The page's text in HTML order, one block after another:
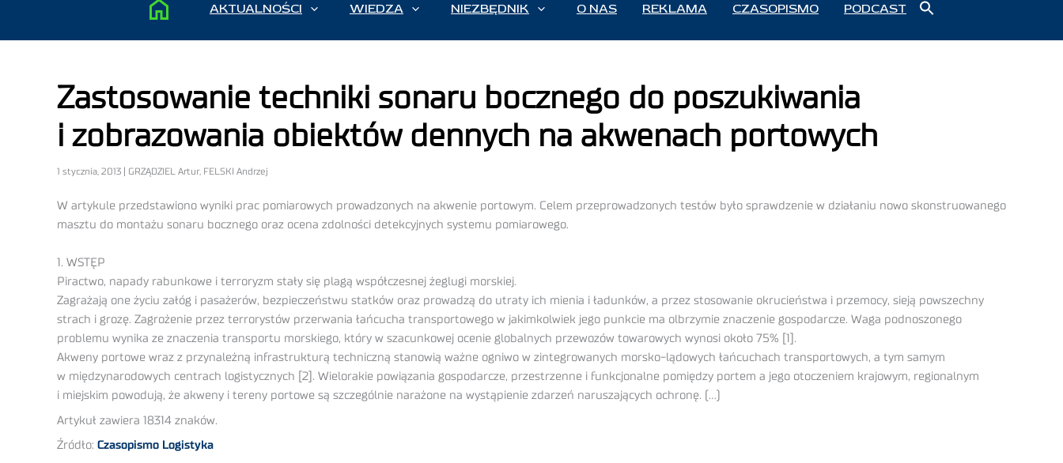
AKTUALNOŚCI WIEDZA NIEZBĘDNIK O NAS REKLAMA CZASOPISMO PODCAST
Zastosowanie techniki sonaru bocznego do poszukiwania
i zobrazowania obiektów dennych na akwenach portowych
1 stycznia, 2013 | GRZĄDZIEL Artur, FELSKI Andrzej
W artykule przedstawiono wyniki prac pomiarowych prowadzonych na akwenie portowym. Celem przeprowadzonych testów było sprawdzenie w działaniu nowo skonstruowanego
masztu do montażu sonaru bocznego oraz ocena zdolności detekcyjnych systemu pomiarowego.
1. WSTĘP
Piractwo, napady rabunkowe i terroryzm stały się plagą współczesnej żeglugi morskiej.
Zagrażają one życiu załóg i pasażerów, bezpieczeństwu statków oraz prowadzą do utraty ich mienia i ładunków, a przez stosowanie okrucieństwa i przemocy, sieją powszechny
strach i grozę. Zagrożenie przez terrorystów przerwania łańcucha transportowego w jakimkolwiek jego punkcie ma olbrzymie znaczenie gospodarcze. Waga podnoszonego
problemu wynika ze znaczenia transportu morskiego, który w szacunkowej ocenie globalnych przewozów towarowych wynosi około 75% [1].
Akweny portowe wraz z przynależną infrastrukturą techniczną stanowią ważne ogniwo w zintegrowanych morsko-lądowych łańcuchach transportowych, a tym samym
w międzynarodowych centrach logistycznych [2]. Wielorakie powiązania gospodarcze, przestrzenne i funkcjonalne pomiędzy portem a jego otoczeniem krajowym, regionalnym
i miejskim powodują, że akweny i tereny portowe są szczególnie narażone na wystąpienie zdarzeń naruszających ochronę. (…)
Artykuł zawiera 18314 znaków.
Źródło: Czasopismo Logistyka